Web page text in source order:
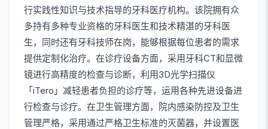
行实践性知识与技术指导的牙科医疗机构。该院拥有众
多持有多种专业资格的牙科医生和技术精湛的牙科医
生，同时还有牙科技师在岗，能够根据每位患者的需求
提供定制化治疗。在诊疗设备方面，采用牙科CT和显微
镜进行高精度的检查与诊断，利用3D光学扫描仪
「iTero」减轻患者负担的诊疗等，运用各种先进设备进
行检查与诊疗。在卫生管理方面，院内感染防控及卫生
管理严格，采用通过严格卫生标准的灭菌器，并设置医